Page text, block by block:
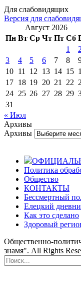
Для слабовидящих
Версия для
Август 2026
Пн Вт Ср Чт Пт Сб
1
2
3
4 5 6 7 8
10 11 12 13 14 15
17 18 19 20 21 22
24 25 26 27 28 29
31
« Июл
Архивы
Архивы
Политика
Общество
КОНТАКТЫ
Бессмертный
Елецкий
Как это сделано
Здоровый
Общественно-
знамя". All Rights